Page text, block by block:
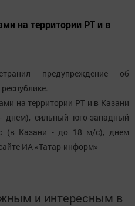
на территории РТ и в
предупреждение об
на территории РТ и в Казани
сильный юго-западный
(в Казани - до 18 м/с), днем
ИА «Татар-информ»
и интересным в